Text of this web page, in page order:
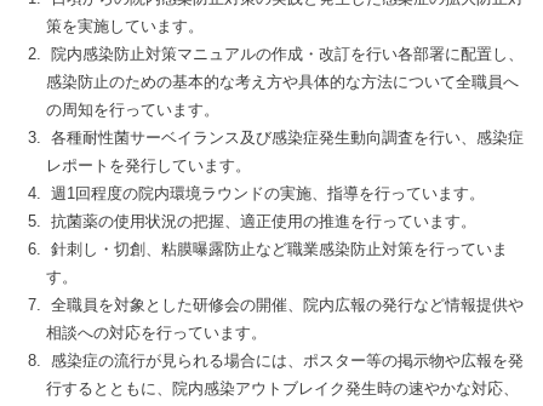
策を実施しています。
院内感染防止対策マニュアルの作成・改訂を行い各部署に配置し、
感染防止のための基本的な考え方や具体的な方法について全職員へ
の周知を行っています。
各種耐性菌サーベイランス及び感染症発生動向調査を行い、感染症
レポートを発行しています。
週1回程度の院内環境ラウンドの実施、指導を行っています。
抗菌薬の使用状況の把握、適正使用の推進を行っています。
針刺し・切創、粘膜曝露防止など職業感染防止対策を行っていま
す。
全職員を対象とした研修会の開催、院内広報の発行など情報提供や
相談への対応を行っています。
感染症の流行が見られる場合には、ポスター等の掲示物や広報を発
行するとともに、院内感染アウトブレイク発生時の速やかな対応、